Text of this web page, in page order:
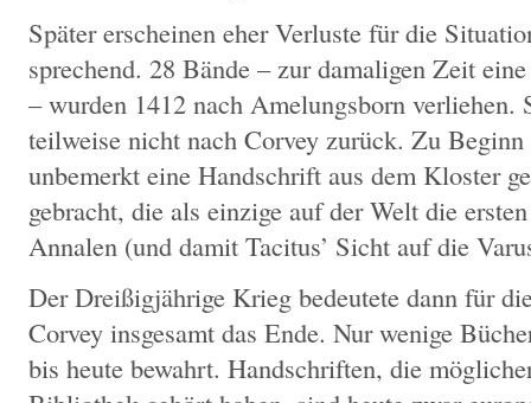
Später erscheinen eher Verluste für die
sprechend. 28 Bände – zur damaligen Zeit
– wurden 1412 nach Amelungsborn verliehen.
teilweise nicht nach Corvey zurück. Zu
unbemerkt eine Handschrift aus dem Kloster
gebracht, die als einzige auf der Welt die
Annalen (und damit Tacitus’ Sicht auf die
Der Dreißigjährige Krieg bedeutete dann für
Corvey insgesamt das Ende. Nur wenige
bis heute bewahrt. Handschriften, die